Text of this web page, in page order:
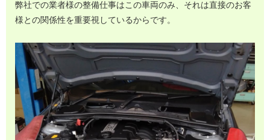
弊社での業者様の整備仕事はこの車両のみ、それは直接のお客
様との関係性を重要視しているからです。